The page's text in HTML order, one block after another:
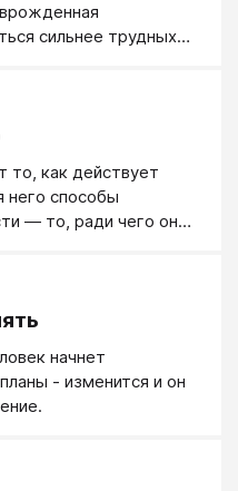
сильнее трудных
то, как действует
него способы
— то, ради чего он
одни и те же
целей и,
начнет
- изменится и он